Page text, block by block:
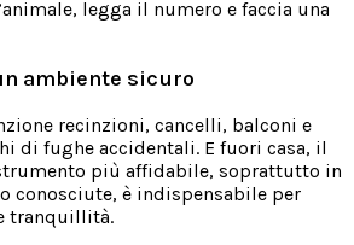
legga il numero e faccia una
ambiente sicuro
recinzioni, cancelli, balconi e
di fughe accidentali. E fuori casa, il
più affidabile, soprattutto in
conosciute, è indispensabile per
tranquillità.